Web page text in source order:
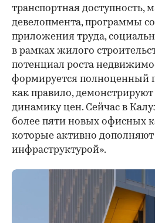
транспортная доступность,
девелопмента, программы
приложения труда,
в рамках жилого
потенциал роста
формируется полноценный
как правило,
динамику цен. Сейчас в
более пяти новых офисных
которые активно
инфраструктурой».